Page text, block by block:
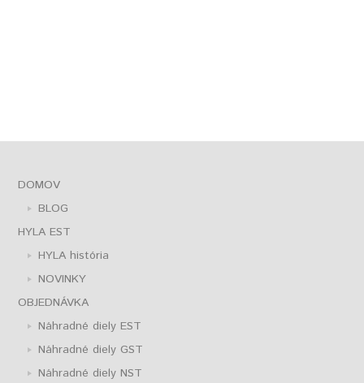
DOMOV
BLOG
HYLA EST
HYLA história
NOVINKY
OBJEDNÁVKA
Náhradné diely EST
Náhradné diely GST
Náhradné diely NST